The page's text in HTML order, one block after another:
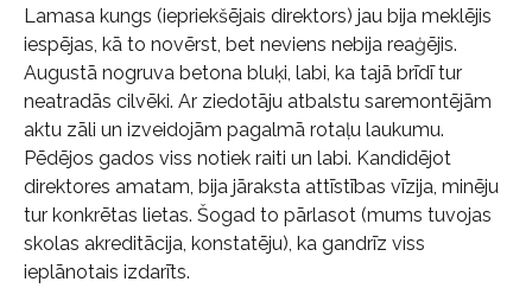
Lamasa kungs (iepriekšējais direktors) jau bija meklējis
iespējas, kā to novērst, bet neviens nebija reaģējis.
Augustā nogruva betona bluķi, labi, ka tajā brīdī tur
neatradās cilvēki. Ar ziedotāju atbalstu saremontējām
aktu zāli un izveidojām pagalmā rotaļu laukumu.
Pēdējos gados viss notiek raiti un labi. Kandidējot
direktores amatam, bija jāraksta attīstības vīzija, minēju
tur konkrētas lietas. Šogad to pārlasot (mums tuvojas
skolas akreditācija, konstatēju), ka gandrīz viss
ieplānotais izdarīts.